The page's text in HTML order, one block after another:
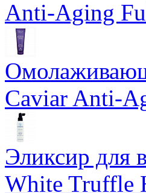
Anti-Aging
Caviar Anti-
Эликсир для
White Truffle